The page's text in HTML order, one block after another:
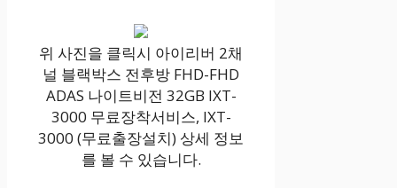
위 사진을 클릭시 아이리버 2채
널 블랙박스 전후방 FHD-FHD
ADAS 나이트비전 32GB IXT-
3000 무료장착서비스, IXT-
3000 (무료출장설치) 상세 정보
를 볼 수 있습니다.